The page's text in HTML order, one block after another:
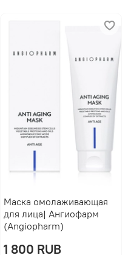
Маска омолаживающая
для лица| Ангиофарм
(Angiopharm)
1 800 RUB